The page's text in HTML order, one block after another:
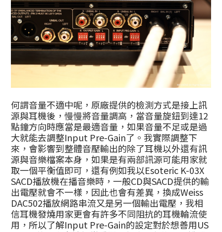
何謂音量不適中呢，原廠提供的檢測方式是接上訊
源與耳機後，慢慢將音量調高，當音量旋鈕到達12
點鐘方向時應當是最適音量，如果音量不足或是過
大就能去調整Input Pre-Gain了。我實際調整下
來，會影響到整體音壓輸出的除了耳機以外還有訊
源與音樂檔案本身，如果是有兩部訊源可能用家就
取一個平衡值即可，還有例如我以Esoteric K-03X
SACD播放機在播音樂時，一般CD與SACD提供的輸
出電壓就會不一樣，因此也會有差異，換成Weiss
DAC502播放網路串流又是另一個輸出電壓，我相
信耳機發燒用家更會有許多不同阻抗的耳機輪流使
用，所以了解Input Pre-Gain的設定對於想善用US